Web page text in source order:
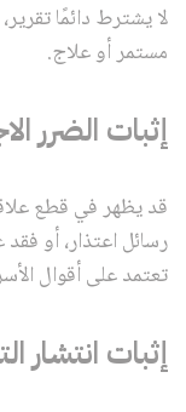
لا يشترط دائمًا
مستمر أو علاج.
إثبات الضرر
قد يظهر في قطع
رسائل اعتذار، أو
تعتمد على أقوال
إثبات انتشار